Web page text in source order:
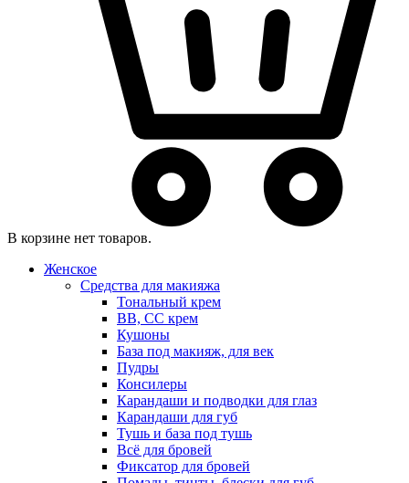
В корзине нет товаров.
Женское
Средства для макияжа
Тональный крем
BB, CC крем
Кушоны
База под макияж, для век
Пудры
Консилеры
Карандаши и подводки для глаз
Карандаши для губ
Тушь и база под тушь
Всё для бровей
Фиксатор для бровей